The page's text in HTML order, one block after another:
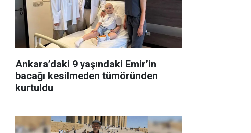
Ankara’daki 9 yaşındaki Emir’in
bacağı kesilmeden tümöründen
kurtuldu